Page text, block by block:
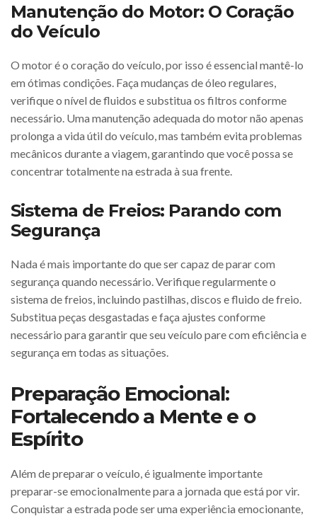
Manutenção do Motor: O Coração
do Veículo
O motor é o coração do veículo, por isso é essencial mantê-lo
em ótimas condições. Faça mudanças de óleo regulares,
verifique o nível de fluidos e substitua os filtros conforme
necessário. Uma manutenção adequada do motor não apenas
prolonga a vida útil do veículo, mas também evita problemas
mecânicos durante a viagem, garantindo que você possa se
concentrar totalmente na estrada à sua frente.
Sistema de Freios: Parando com
Segurança
Nada é mais importante do que ser capaz de parar com
segurança quando necessário. Verifique regularmente o
sistema de freios, incluindo pastilhas, discos e fluido de freio.
Substitua peças desgastadas e faça ajustes conforme
necessário para garantir que seu veículo pare com eficiência e
segurança em todas as situações.
Preparação Emocional:
Fortalecendo a Mente e o
Espírito
Além de preparar o veículo, é igualmente importante
preparar-se emocionalmente para a jornada que está por vir.
Conquistar a estrada pode ser uma experiência emocionante,